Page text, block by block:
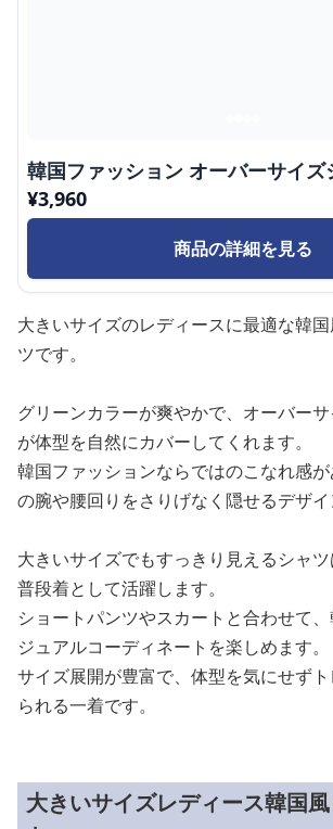
韓国ファッション オーバーサイズ
¥3,960
商品の詳細を見る
大きいサイズのレディースに最適な韓
ツです。
グリーンカラーが爽やかで、オーバー
が体型を自然にカバーしてくれます。
韓国ファッションならではのこなれ感
の腕や腰回りをさりげなく隠せるデザイ
大きいサイズでもすっきり見えるシャ
普段着として活躍します。
ショートパンツやスカートと合わせて
ジュアルコーディネートを楽しめます。
サイズ展開が豊富で、体型を気にせず
られる一着です。
大きいサイズレディース韓国